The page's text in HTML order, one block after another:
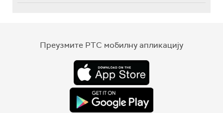
Преузмите РТС мобилну апликацију